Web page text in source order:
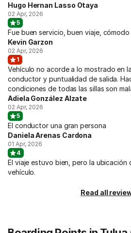
Hugo Hernan Lasso Otaya
02 Apr, 2026
5
Fue buen servicio, buen viaje, cómodo
Kevin Garzon
02 Apr, 2026
1
Vehículo no acorde a lo mostrado en
conductor y puntualidad de salida.
condiciones de todas las sillas son
Adiela González Alzate
02 Apr, 2026
5
El conductor una gran persona
Daniela Arenas Cardona
01 Apr, 2026
4
El viaje estuvo bien, pero la ubicación
vehículo.
Read all